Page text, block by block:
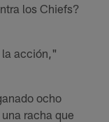
los Chiefs?
la acción,"
ocho
racha que